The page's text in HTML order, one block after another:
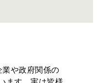
や政府関係の